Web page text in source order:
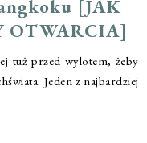
[JAK
OTWARCIA]
tuż przed wylotem, żeby
Jeden z najbardziej